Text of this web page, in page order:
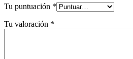
Tu puntuación *
Tu valoración *